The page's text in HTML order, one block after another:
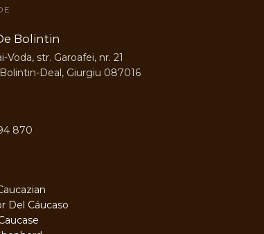
Bolintin
Voda, str. Garoafei, nr. 21
Deal, Giurgiu 087016
870
Cáucaso